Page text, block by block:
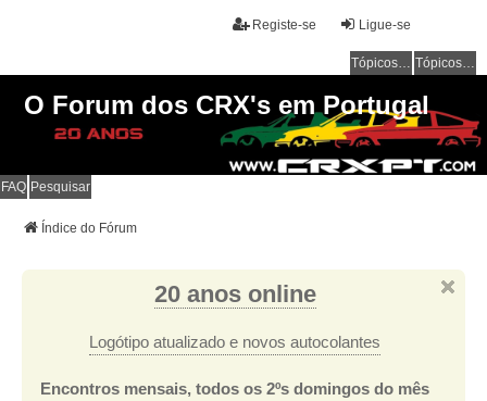
Ligue-se
Registe-se
Tópicos sem resposta Tópicos ativos
O Forum dos CRX's em Portugal
FAQ Pesquisar
Índice do Fórum
20 anos online
Logótipo atualizado e novos autocolantes
Encontros mensais, todos os 2ºs domingos do mês